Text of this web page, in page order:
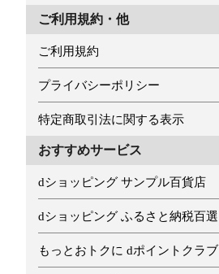
ご利用規約・他
ご利用規約
プライバシーポリシー
特定商取引法に関する表示
おすすめサービス
dショッピング サンプル百貨店
dショッピング ふるさと納税百選
もっとおトクに dポイントクラブ